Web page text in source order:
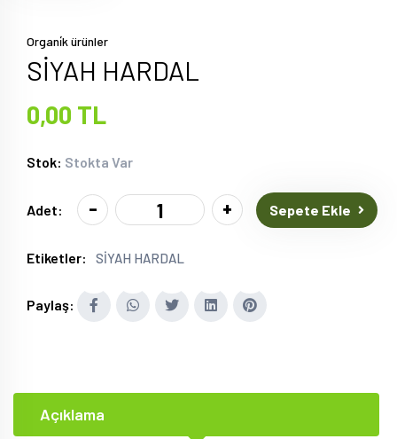
Organi̇k ürünler
SİYAH HARDAL
0,00 TL
Stok: Stokta Var
Adet: - + Sepete Ekle
Etiketler: SİYAH HARDAL
Paylaş:
Açıklama